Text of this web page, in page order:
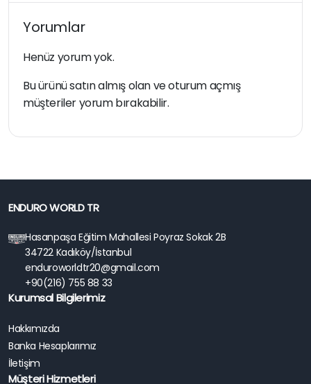
Yorumlar
Henüz yorum yok.
Bu ürünü satın almış olan ve oturum açmış
müşteriler yorum bırakabilir.
ENDURO WORLD TR
Hasanpaşa Eğitim Mahallesi Poyraz Sokak 2B
34722 Kadıköy/İstanbul
enduroworldtr20@gmail.com
+90(216) 755 88 33
Kurumsal Bilgilerimiz
Hakkımızda
Banka Hesaplarımız
İletişim
Müşteri Hizmetleri